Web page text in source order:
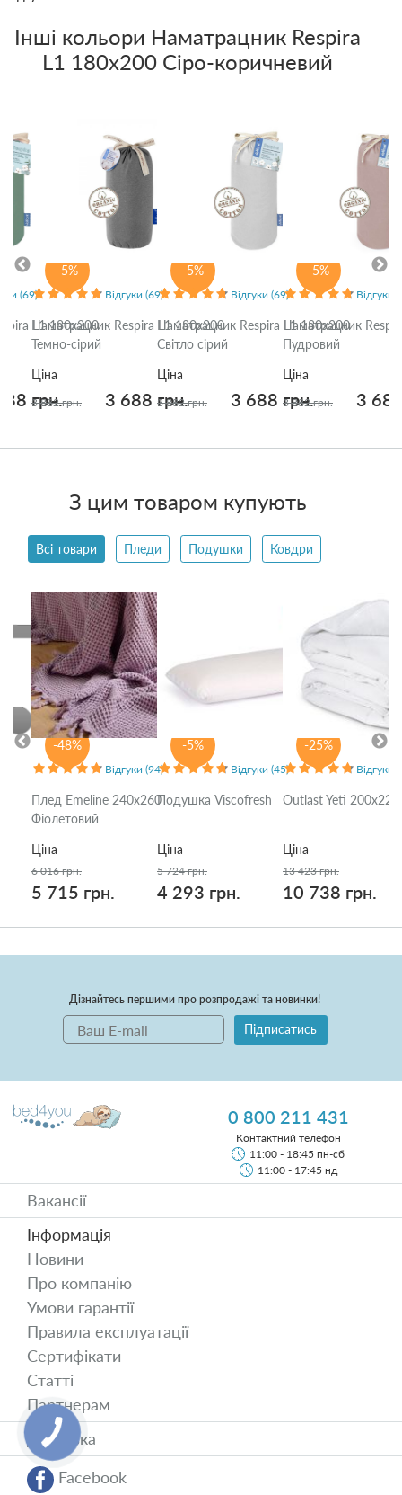
Інші кольори Наматрацник Respira
L1 180x200 Сіро-коричневий
-5%
(69)
L1 180x200
грн.
-5%
Відгуки (69)
Наматрацник Respira L1 180x200
Темно-сірий
Ціна
3 882 грн. 3 688 грн.
-5%
Відгуки (69)
Наматрацник Respira L1 180x200
Світло сірий
Ціна
3 882 грн. 3 688 грн.
Відгуки
Наматрацник
Пудровий
Ціна
3 882 грн. 3
З цим товаром купують
Всі товари Пледи Подушки Ковдри
-48% -5%
Відгуки (94)
Плед Emeline 240x260
Фіолетовий
Ціна
6 016 грн.
5 715 грн.
-25%
Відгуки (45)
Подушка Viscofresh
Ціна
5 724 грн.
4 293 грн.
Відгуки
Outlast Yeti 200x220
Ціна
13 423 грн.
10 738 грн.
Дізнайтесь першими про розпродажі та новинки!
Підписатись
0 800 211 431
Контактний телефон
11:00 - 18:45 пн-сб
11:00 - 17:45 нд
Вакансії
Інформація
Новини
Про компанію
Умови гарантії
Правила експлуатації
Сертифікати
Статті
Партнерам
Доставка
Facebook